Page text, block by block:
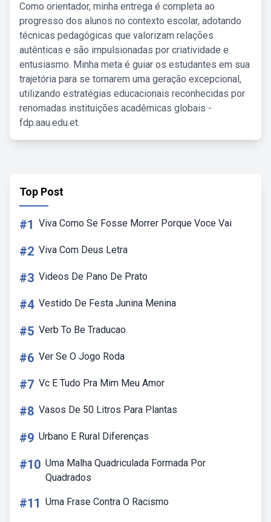
Como orientador, minha entrega é completa ao
progresso dos alunos no contexto escolar, adotando
técnicas pedagógicas que valorizam relações
autênticas e são impulsionadas por criatividade e
entusiasmo. Minha meta é guiar os estudantes em sua
trajetória para se tornarem uma geração excepcional,
utilizando estratégias educacionais reconhecidas por
renomadas instituições acadêmicas globais -
fdp.aau.edu.et.
Top Post
#1 Viva Como Se Fosse Morrer Porque Voce Vai
#2 Viva Com Deus Letra
#3 Videos De Pano De Prato
#4 Vestido De Festa Junina Menina
#5 Verb To Be Traducao
#6 Ver Se O Jogo Roda
#7 Vc E Tudo Pra Mim Meu Amor
#8 Vasos De 50 Litros Para Plantas
#9 Urbano E Rural Diferenças
#10 Uma Malha Quadriculada Formada Por
Quadrados
#11 Uma Frase Contra O Racismo